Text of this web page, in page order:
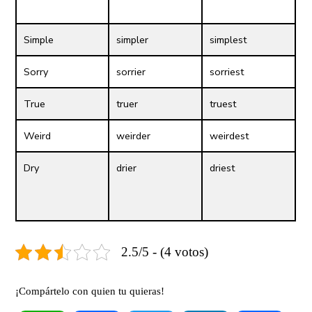
Simple simpler simplest
Sorry sorrier sorriest
True truer truest
Weird weirder weirdest
Dry drier driest
2.5/5 - (4 votos)
¡Compártelo con quien tu quieras!